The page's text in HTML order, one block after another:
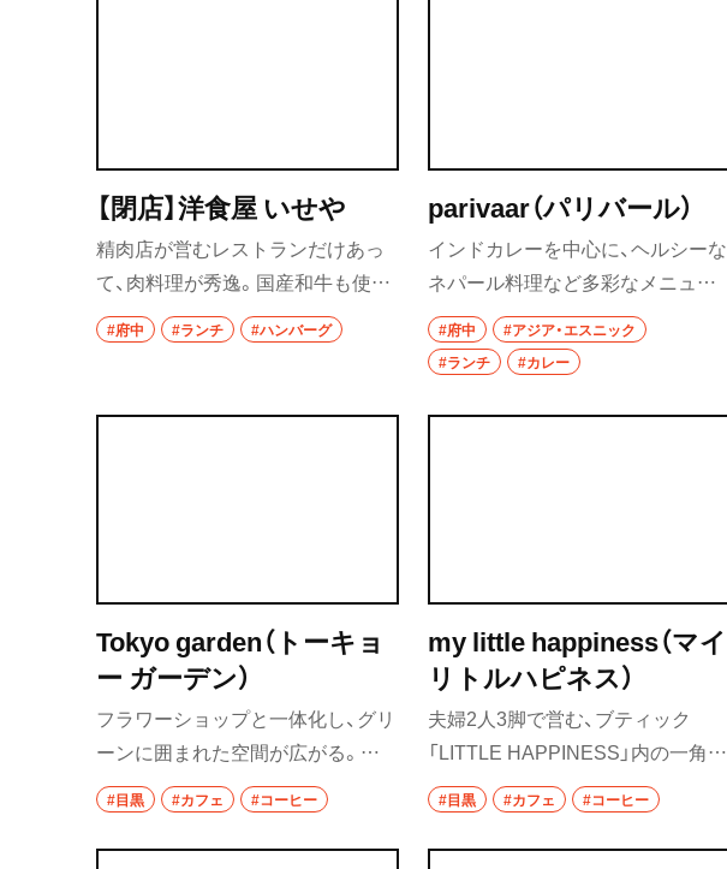
津田沼
習志野
市川・本八幡
本八幡
成田・佐倉・佐原・富里
東京都
和食
焼き鳥
天ぷら
おでん
パスタ
洋食
オムライス
ハンバーグ
イタリアン
【閉店】洋食屋 いせや
精肉店が営むレストランだけあっ
て、肉料理が秀逸。国産和牛も使用
したジューシーなハンバーグもラ
ンチなら1080円でいただける。デ
ースも好評。
#府中 #ランチ #ハンバーグ
parivaar（パリバール）
インドカレーを中心に、ヘルシーな
ネパール料理など多彩なメニュー
が揃う。ランチ900円～はカレー、
ナンorライス、サラダにドリンク
付。濃厚な味わいのバターカレー
が人気。
#府中
#アジア・エスニック
#ランチ
#カレー
Tokyo garden（トーキョ
ー ガーデン）
フラワーショップと一体化し、グリ
ーンに囲まれた空間が広がる。カ
フェ飯をはじめ、同ビル内のパティ
スリー「アントワーヌ・カレーム」の
スイーツも共に楽しめる。
#目黒 #カフェ #コーヒー
my little happiness（マイ
リトルハピネス）
夫婦2人3脚で営む、ブティック
「LITTLE HAPPINESS」内の一角に
構える。コーヒーはオリジナルブ
レンド2種をハンドドリップで提
供。タルトとマフィンを合体させ
#目黒 #カフェ #コーヒー